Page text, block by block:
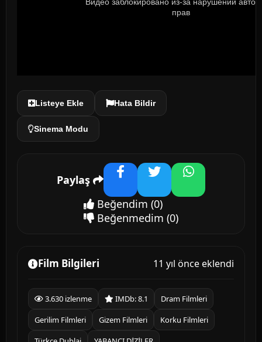
Listeye Ekle Hata Bildir
Sinema Modu
Paylaş FacebookTwitterWhatsApp
Beğendim (0)
Beğenmedim (0)
Film Bilgileri 11 yıl önce eklendi
3.630 izlenme IMDb: 8.1
Dram Filmleri
Gerilim Filmleri
Gizem Filmleri
Korku Filmleri